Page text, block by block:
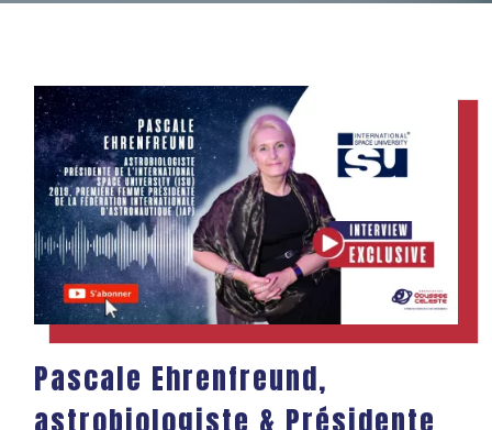
Pascale Ehrenfreund,
astrobiologiste & Présidente